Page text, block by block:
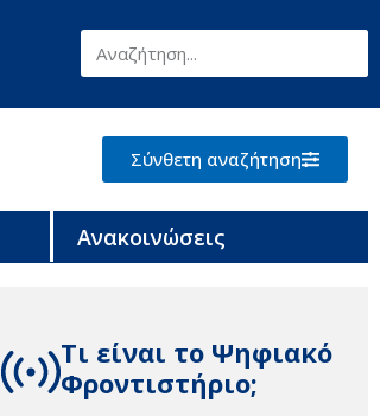
Σύνθετη αναζήτηση
Ανακοινώσεις
Τι είναι το Ψηφιακό
Φροντιστήριο;